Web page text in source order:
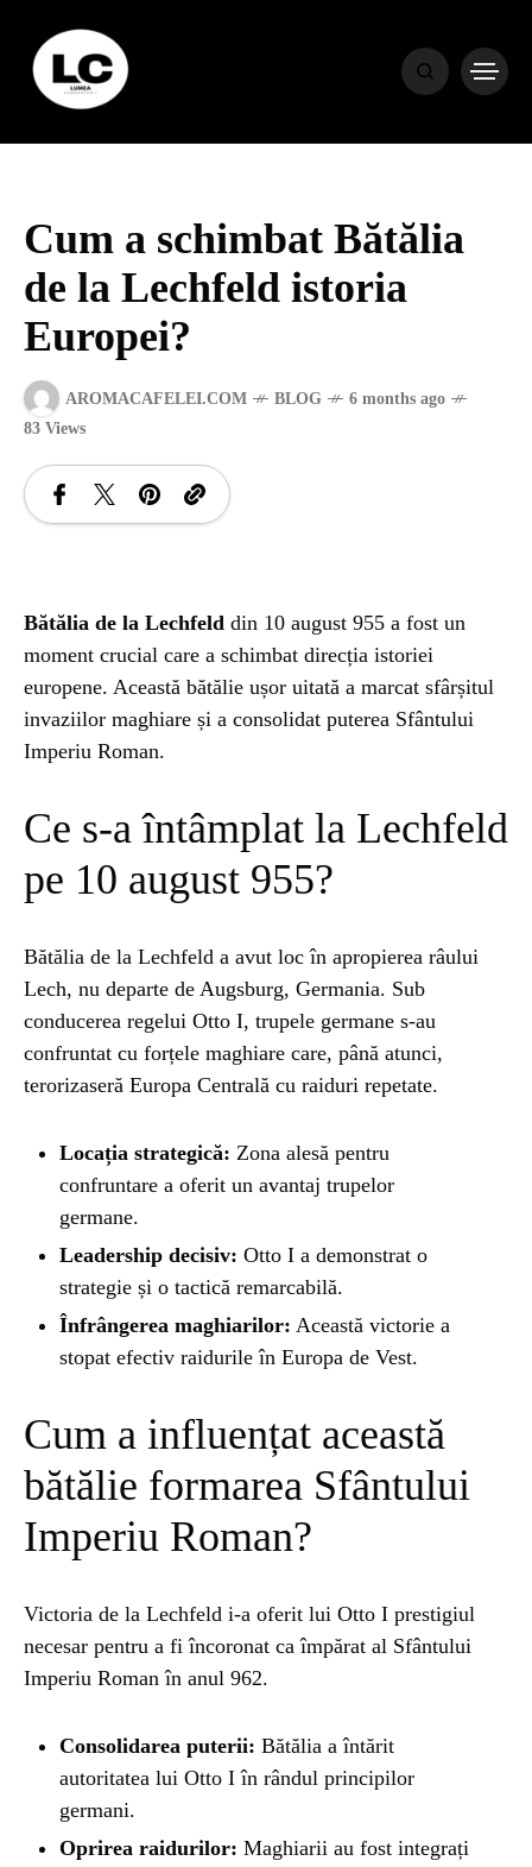
Cum a schimbat Bătălia
de la Lechfeld istoria
Europei?
AROMACAFELEI.COM BLOG
6 months ago
83 Views
Bătălia de la Lechfeld din 10 august 955 a fost un
moment crucial care a schimbat direcția istoriei
europene. Această bătălie ușor uitată a marcat sfârșitul
invaziilor maghiare și a consolidat puterea Sfântului
Imperiu Roman.
Ce s-a întâmplat la Lechfeld
pe 10 august 955?
Bătălia de la Lechfeld a avut loc în apropierea râului
Lech, nu departe de Augsburg, Germania. Sub
conducerea regelui Otto I, trupele germane s-au
confruntat cu forțele maghiare care, până atunci,
terorizaseră Europa Centrală cu raiduri repetate.
Locația strategică: Zona alesă pentru
confruntare a oferit un avantaj trupelor
germane.
Leadership decisiv: Otto I a demonstrat o
strategie și o tactică remarcabilă.
Înfrângerea maghiarilor: Această victorie a
stopat efectiv raidurile în Europa de Vest.
Cum a influențat această
bătălie formarea Sfântului
Imperiu Roman?
Victoria de la Lechfeld i-a oferit lui Otto I prestigiul
necesar pentru a fi încoronat ca împărat al Sfântului
Imperiu Roman în anul 962.
Consolidarea puterii: Bătălia a întărit
autoritatea lui Otto I în rândul principilor
germani.
Oprirea raidurilor: Maghiarii au fost integrați
HOME
BLOG
HOROSCOP
ENGLISH
TRAVEL
SANATATE
SI
INGRIJIRE
ISTORIE
NATURĂ
STIRI
ȘTIINȚA
ANIMALE
OAMENI
INSTALEAZ
A
APLICATIA
ȘTIINȚA 1 year ago
Barajul Trei Defileuri a Încetinit Rotația